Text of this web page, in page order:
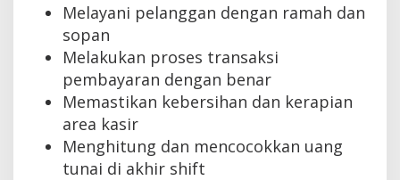
Melayani pelanggan dengan ramah dan
sopan
Melakukan proses transaksi
pembayaran dengan benar
Memastikan kebersihan dan kerapian
area kasir
Menghitung dan mencocokkan uang
tunai di akhir shift